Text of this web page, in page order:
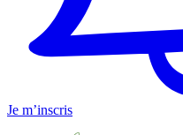
Je m’inscris